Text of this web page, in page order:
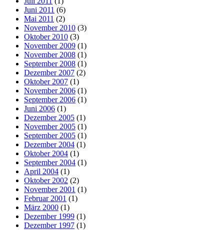
Juni 2011 (6)
Mai 2011 (2)
November 2010 (3)
Oktober 2010 (3)
November 2009 (1)
November 2008 (1)
September 2008 (1)
Dezember 2007 (2)
Oktober 2007 (1)
November 2006 (1)
September 2006 (1)
Juni 2006 (1)
Dezember 2005 (1)
November 2005 (1)
September 2005 (1)
Dezember 2004 (1)
Oktober 2004 (1)
September 2004 (1)
April 2004 (1)
Oktober 2002 (2)
November 2001 (1)
Februar 2001 (1)
März 2000 (1)
Dezember 1999 (1)
Dezember 1997 (1)